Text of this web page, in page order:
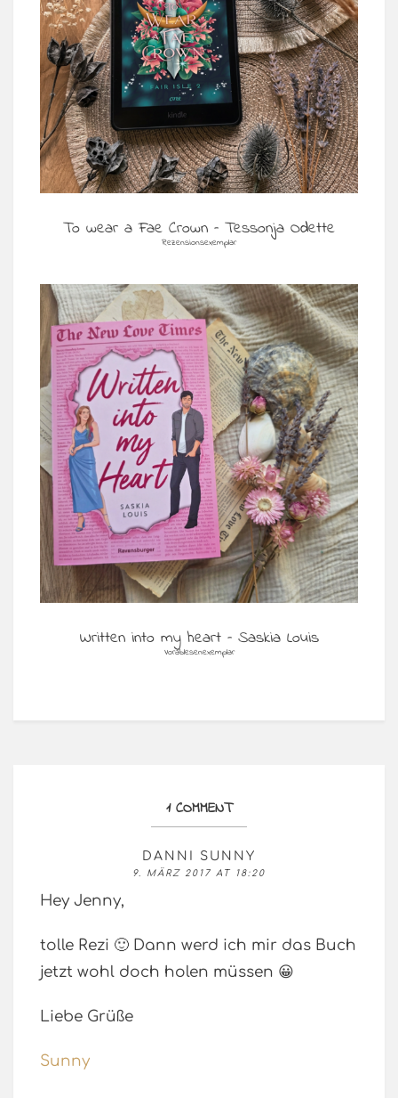
To wear a Fae Crown – Tessonja Odette
Rezensionsexemplar
Written into my heart – Saskia Louis
Vorablesenexemplar
1 COMMENT
DANNI SUNNY
9. MÄRZ 2017 AT 18:20
Hey Jenny,
tolle Rezi 🙂 Dann werd ich mir das Buch
jetzt wohl doch holen müssen 😀
Liebe Grüße
Sunny